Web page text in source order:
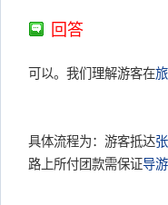
回答
可以。我们理解游客在
具体流程为：游客抵达
路上所付团款需保证导游